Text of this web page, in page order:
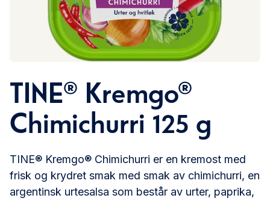
TINE® Kremgo®
Chimichurri 125 g
TINE® Kremgo® Chimichurri er en kremost med
frisk og krydret smak med smak av chimichurri, en
argentinsk urtesalsa som består av urter, paprika,